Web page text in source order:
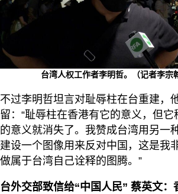
台湾人权工作者李明哲。（记者李宗
不过李明哲坦言对耻辱柱在台重建，
留：“耻辱柱在香港有它的意义，但它
的意义就消失了。我赞成台湾用另一
建设一个图像用来反对中国，这是我
做属于台湾自己诠释的图腾。”
台外交部致信给“中国人民” 蔡英文：